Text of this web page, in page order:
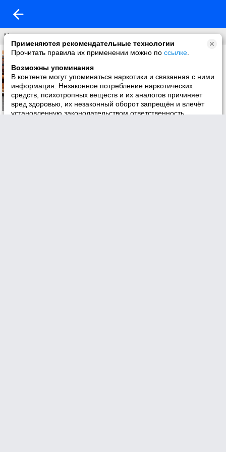
Применяются рекомендательные технологии
Прочитать правила их применении можно по ссылке
Возможны упоминания
В контенте могут упоминаться наркотики и связанная с ними
информация. Незаконное потребление наркотических
средств, психотропных веществ и их аналогов причиняет
вред здоровью, их незаконный оборот запрещён и влечёт
установленную законодательством ответственность
Что нового